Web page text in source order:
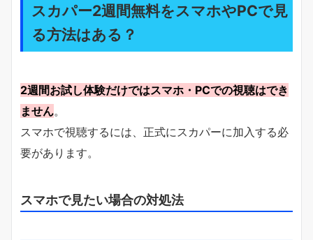
スカパー2週間無料をスマホやPCで見
る方法はある？
2週間お試し体験だけではスマホ・PCでの視聴はでき
ません。
スマホで視聴するには、正式にスカパーに加入する必
要があります。
スマホで見たい場合の対処法